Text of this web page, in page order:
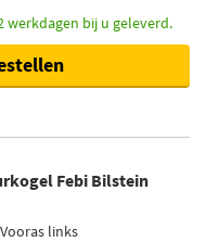
werkdagen bij u geleverd.
Febi Bilstein
links